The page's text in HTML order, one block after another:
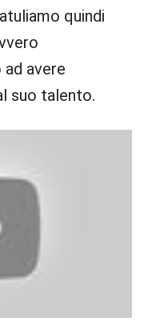
quindi
avere
suo talento.